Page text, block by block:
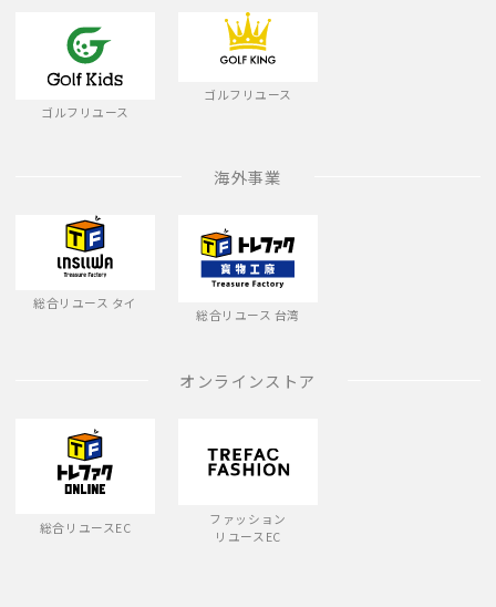
ゴルフリユース
ゴルフリユース
海外事業
総合リユース タイ
総合リユース 台湾
オンラインストア
総合リユースEC
ファッション
リユースEC